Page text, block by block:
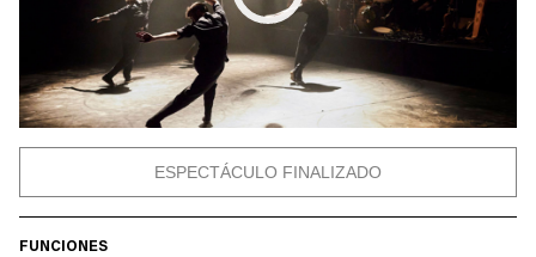
Play
ESPECTÁCULO FINALIZADO
FUNCIONES